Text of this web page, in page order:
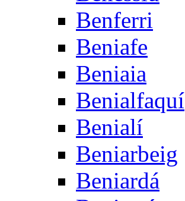
Benferri
Beniafe
Beniaia
Benialfaquí
Benialí
Beniarbeig
Beniardá